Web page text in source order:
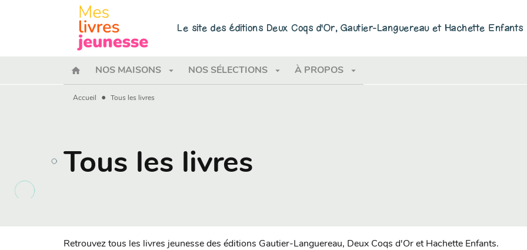
MENU
Le site des éditions Deux Coqs d'Or, Gautier-Languereau et Hachette Enfants
home NOS MAISONS arrow_drop_down NOS SÉLECTIONS arrow_drop_down À PROPOS arrow_drop_down
Accueil • Tous les livres
Tous les livres
Retrouvez tous les livres jeunesse des éditions Gautier-Languereau, Deux Coqs d'Or et Hachette Enfants.